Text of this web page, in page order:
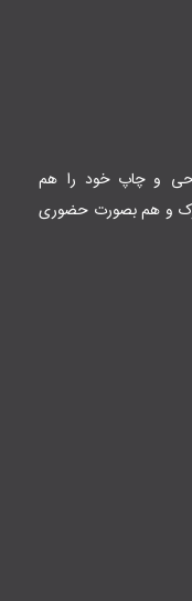
و چاپ خود را هم
و هم بصورت حضوری